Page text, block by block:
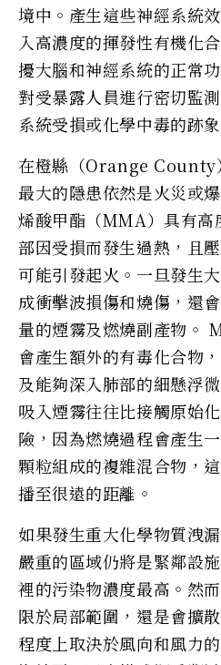
境中。產生這些神經系統
入高濃度的揮發性有機化
擾大腦和神經系統的正常
對受暴露人員進行密切監
系統受損或化學中毒的跡象
在橙縣（Orange County
最大的隱患依然是火災或
烯酸甲酯（MMA）具有高
部因受損而發生過熱，且
可能引發起火。一旦發生
成衝擊波損傷和燒傷，還
量的煙霧及燃燒副產物。
會產生額外的有毒化合物
及能夠深入肺部的細懸浮
吸入煙霧往往比接觸原始
險，因為燃燒過程會產生
顆粒組成的複雜混合物，
播至很遠的距離。
如果發生重大化學物質洩
嚴重的區域仍將是緊鄰設
裡的污染物濃度最高。然
限於局部範圍，還是會擴
程度上取決於風向和風力